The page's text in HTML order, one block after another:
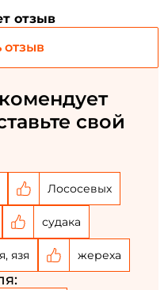
плетеных шнуров
рукоятка с
качества.
надёжно вклеенный
нагрузку и
поломку
в совокупности с
отзыв
отзыв
свой
Лососевых
судака
язя жереха
на обработку
аккаунт